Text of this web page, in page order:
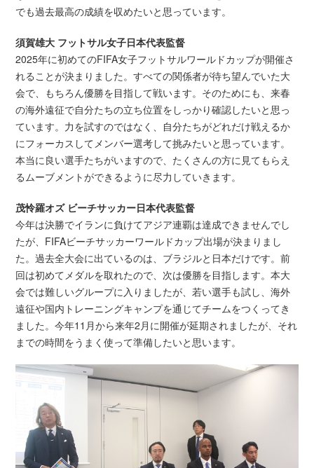
でも過去最高の成績を収めたいと思っています。
須賀雄大 フットサル女子日本代表監督
2025年に初めてのFIFA女子フットサルワールドカップが開催さ
れることが決まりました。すべての関係者が待ち望んでいた大
会で、もちろん優勝を目指して戦います。そのためにも、来春
の海外遠征で自分たちの立ち位置をしっかり確認したいと思っ
ています。力を試すのではなく、自分たちがどれだけ戦えるか
にフォーカスしてメンバー選考して挑みたいと思っています。
本当に良い選手たちがいますので、たくさんの方に見てもらえ
るムーブメントができるように尽力していきます。
茂怜羅オズ ビーチサッカー日本代表監督
今年は決勝でイランに負けてアジア連覇は達成できませんでし
たが、FIFAビーチサッカーワールドカップ出場が決まりまし
た。過去全大会に出ているのは、ブラジルと日本だけです。前
回は初めてメダルを取れたので、次は優勝を目指します。本大
会では難しいグループに入りましたが、若い選手も試し、海外
遠征や国内トレーニングキャンプを通じてチームをつくってき
ました。今年11月から来年2月に開催が延期されましたが、それ
までの時間をうまく使って準備したいと思います。